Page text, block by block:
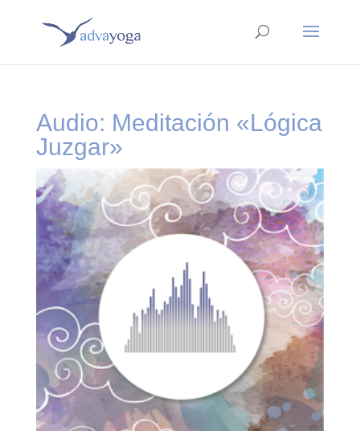
Audio: Meditación «Lógica
Juzgar»